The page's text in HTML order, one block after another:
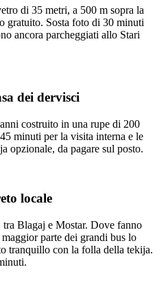
di 35 metri, a 500 m sopra la
gratuito. Sosta foto di 30 minuti
ancora parcheggiati allo Stari
dei dervisci
costruito in una rupe di 200
minuti per la visita interna e le
opzionale, da pagare sul posto.
locale
Blagaj e Mostar. Dove fanno
parte dei grandi bus lo
tranquillo con la folla della tekija.